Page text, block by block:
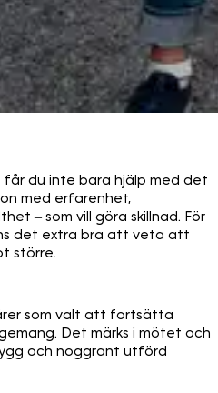
du inte bara hjälp med det
med erfarenhet,
– som vill göra skillnad. För
det extra bra att veta att
större.
som valt att fortsätta
Det märks i mötet och
och noggrant utförd